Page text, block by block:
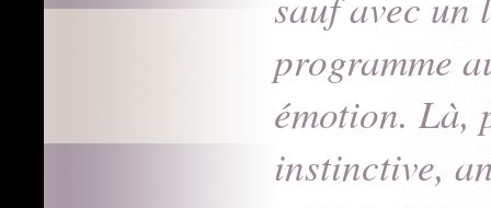
programme
émotion. Là,
instinctive,